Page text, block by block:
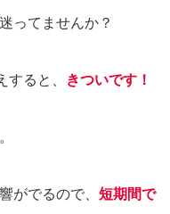
ってませんか？
ると、 きついです！
がでるので、 短期間で